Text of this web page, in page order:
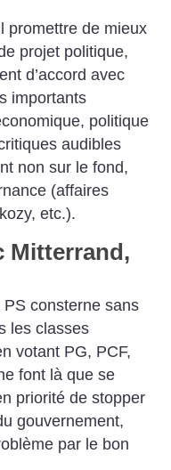
promettre de mieux
projet politique,
d’accord avec
importants
politique
audibles
non sur le fond,
(affaires
etc.).
Mitterrand,
consterne sans
les classes
votant PG, PCF,
font là que se
priorité de stopper
gouvernement,
par le bon